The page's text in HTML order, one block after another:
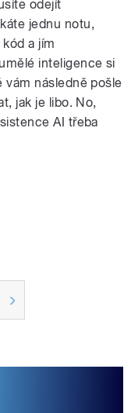
odejít
jednu notu,
a jím
inteligence si
vám následně pošle
jak je libo. No,
AI třeba